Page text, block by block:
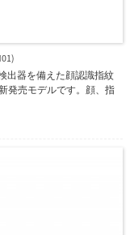
出器を備えた顔認識指紋
発売モデルです。顔、指
合わせ、基本的なアク
す。ユーザー認証は 1 秒